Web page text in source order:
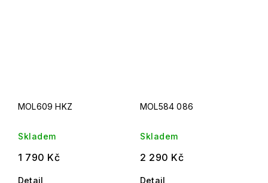
MOL609 HKZ
Skladem
1 790 Kč
Detail
MOL584 086
Skladem
2 290 Kč
Detail